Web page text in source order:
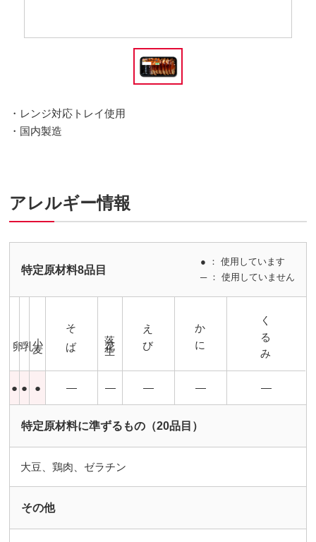
・レンジ対応トレイ使用
・国内製造
アレルギー情報
特定原材料8品目
● ： 使用しています
─ ： 使用していません
そば 落花生 えび かに くるみ
● ● ● ― ― ― ― ―
特定原材料に準ずるもの（20品目）
大豆、鶏肉、ゼラチン
その他